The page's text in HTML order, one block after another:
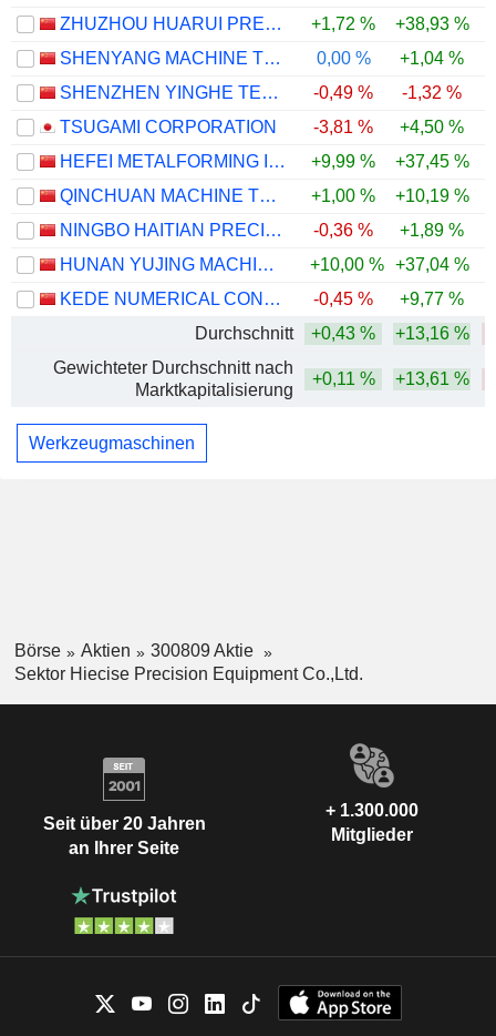
ZHUZHOU HUARUI PRECISION CUTTING TOOLS CO.,LTD.
+1,72 % +38,93 %
SHENYANG MACHINE TOOL CO., LTD.
0,00 % +1,04 %
SHENZHEN YINGHE TECHNOLOGY CO., LTD
-0,49 % -1,32 %
TSUGAMI CORPORATION
-3,81 % +4,50 %
HEFEI METALFORMING INTELLIGENT MANUFACTURING CO., LTD.
+9,99 % +37,45 %
QINCHUAN MACHINE TOOL & TOOL GROUP SHARE CO., LTD.
+1,00 % +10,19 %
NINGBO HAITIAN PRECISION MACHINERY CO.,LTD.
-0,36 % +1,89 %
HUNAN YUJING MACHINERY CO.,LTD
+10,00 % +37,04 %
KEDE NUMERICAL CONTROL CO., LTD.
-0,45 % +9,77 %
Durchschnitt
+0,43 % +13,16 %
Gewichteter Durchschnitt nach
Marktkapitalisierung
+0,11 % +13,61 %
Werkzeugmaschinen
Börse Aktien
300809 Aktie
Sektor Hiecise Precision Equipment Co.,Ltd.
Seit über 20 Jahren
an Ihrer Seite
+ 1.300.000
Mitglieder